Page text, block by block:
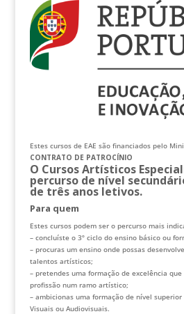
Estes cursos de EAE são financiados pelo
CONTRATO DE PATROCÍNIO
O Cursos Artísticos
percurso de nível
de três anos letivos.
Para quem
Estes cursos podem ser o percurso mais
– concluíste o 3º ciclo do ensino básico ou
– procuras um ensino onde possas
talentos artísticos;
– pretendes uma formação de excelência
profissão num ramo artístico;
– ambicionas uma formação de nível
Visuais ou Audiovisuais.